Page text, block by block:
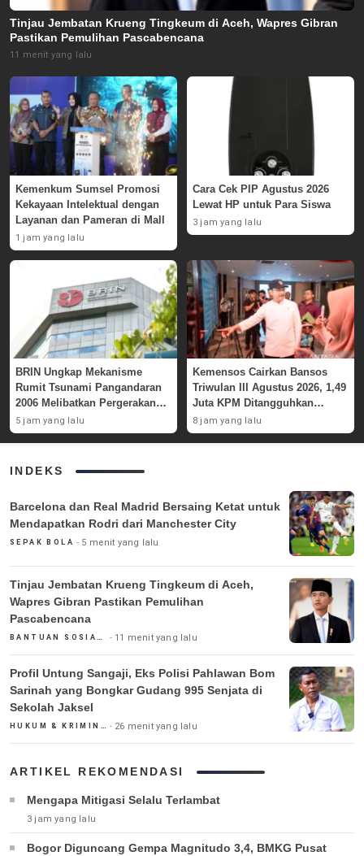
Tinjau Jembatan Krueng Tingkeum di Aceh, Wapres Gibran
Pastikan Pemulihan Pascabencana
11 menit yang lalu
Kemenkum Sumsel Promosi
Kekayaan Intelektual dengan
Layanan dan Pameran di Mall
1 jam yang lalu
Cara Cek PIP Agustus 2026
Lewat HP untuk Para Siswa
3 jam yang lalu
BRIN Ungkap Mekanisme
Rumit Tsunami Pangandaran
2006 Melibatkan Pergerakan
Massa Bawah Laut
5 jam yang lalu
Kemensos Cairkan Bansos
Triwulan III Agustus 2026, 1,49
Juta KPM Ditangguhkan
karena Indikasi Judi Online
8 jam yang lalu
INDEKS
Barcelona dan Real Madrid Bersaing Ketat untuk
Mendapatkan Rodri dari Manchester City
SEPAK BOLA 5 menit yang lalu
Tinjau Jembatan Krueng Tingkeum di Aceh,
Wapres Gibran Pastikan Pemulihan
Pascabencana
BANTUAN SOSIAL & PEMERINTAH 11 menit yang lalu
Profil Untung Sangaji, Eks Polisi Pahlawan Bom
Sarinah yang Bongkar Gudang 995 Senjata di
Sekolah Jaksel
HUKUM & KRIMINAL 26 menit yang lalu
ARTIKEL REKOMENDASI
Mengapa Mitigasi Selalu Terlambat
3 jam yang lalu
Bogor Diguncang Gempa Magnitudo 3,4, BMKG Pusat